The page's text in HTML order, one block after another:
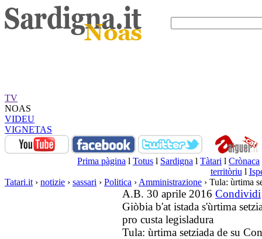
TV
NOAS
VIDEU
VIGNETAS
Prima pàgina l Totus l Sardigna l Tàtari l Crònaca
territòriu l
Tatari.it › notizie › sassari › Politica › Amministrazione › Tula: ùrtima
A.B. 30 aprile 2016 Condividi
Giòbia b'at istada s'ùrtima
pro custa legisladura
Tula: ùrtima setziada de su